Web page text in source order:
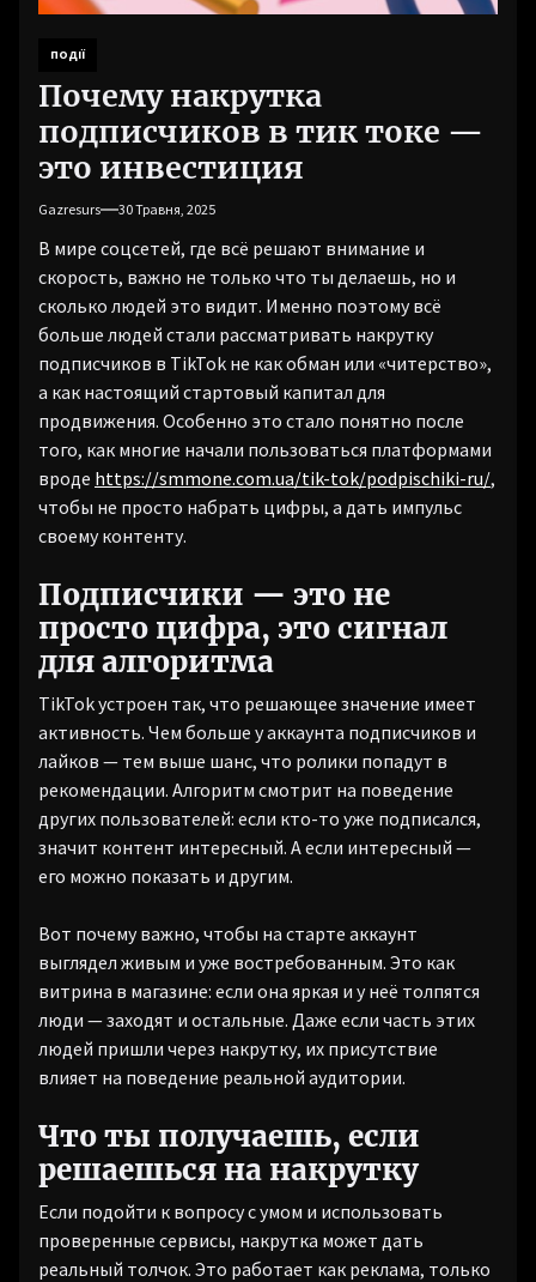
ПОДІЇ
Почему накрутка
подписчиков в тик токе —
это инвестиция
Gazresurs 30 Травня, 2025
В мире соцсетей, где всё решают внимание и
скорость, важно не только что ты делаешь, но и
сколько людей это видит. Именно поэтому всё
больше людей стали рассматривать накрутку
подписчиков в TikTok не как обман или «читерство»,
а как настоящий стартовый капитал для
продвижения. Особенно это стало понятно после
того, как многие начали пользоваться платформами
вроде https://smmone.com.ua/tik-tok/podpischiki-ru/,
чтобы не просто набрать цифры, а дать импульс
своему контенту.
Подписчики — это не
просто цифра, это сигнал
для алгоритма
TikTok устроен так, что решающее значение имеет
активность. Чем больше у аккаунта подписчиков и
лайков — тем выше шанс, что ролики попадут в
рекомендации. Алгоритм смотрит на поведение
других пользователей: если кто-то уже подписался,
значит контент интересный. А если интересный —
его можно показать и другим.
Вот почему важно, чтобы на старте аккаунт
выглядел живым и уже востребованным. Это как
витрина в магазине: если она яркая и у неё толпятся
люди — заходят и остальные. Даже если часть этих
людей пришли через накрутку, их присутствие
влияет на поведение реальной аудитории.
Что ты получаешь, если
решаешься на накрутку
Если подойти к вопросу с умом и использовать
проверенные сервисы, накрутка может дать
реальный толчок. Это работает как реклама, только